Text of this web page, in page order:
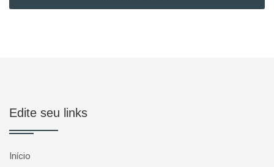
Edite seu links
Início